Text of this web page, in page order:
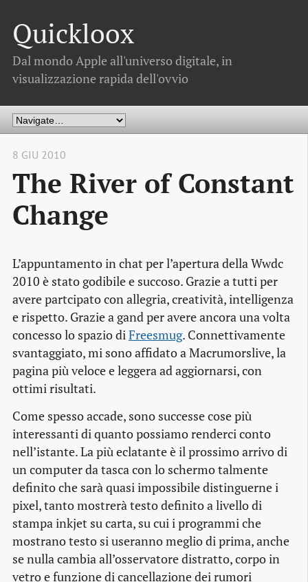
Quickloox
Dal mondo Apple all'universo digitale, in
visualizzazione rapida dell'ovvio
8 GIU 2010
The River of Constant
Change
L’appuntamento in chat per l’apertura della Wwdc
2010 è stato godibile e succoso. Grazie a tutti per
avere partcipato con allegria, creatività, intelligenza
e rispetto. Grazie a gandper avere ancora una volta
concesso lo spazio diFreesmug. Connettivamente
svantaggiato, mi sono affidato a Macrumorslive, la
pagina più veloce e leggera ad aggiornarsi, con
ottimi risultati.
Come spesso accade, sono successe cose più
interessanti di quanto possiamo renderci conto
nell’istante. La più eclatante è il prossimo arrivo di
un computer da tasca con lo schermo talmente
definito che sarà quasi impossibile distinguerne i
pixel, tanto mostrerà testo definito a livello di
stampainkjet su carta, su cui i programmi che
mostrano testo si useranno meglio di prima, anche
se nulla cambia all’osservatore distratto, corpo in
vetro e funzione di cancellazione dei rumori